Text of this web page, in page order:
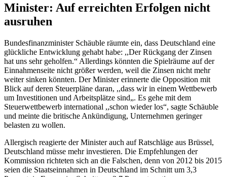
Minister: Auf erreichten Erfolgen nicht
ausruhen
Bundesfinanzminister Schäuble räumte ein, dass Deutschland eine
glückliche Entwicklung gehabt habe: ,,Der Rückgang der Zinsen
hat uns sehr geholfen.“ Allerdings könnten die Spielräume auf der
Einnahmenseite nicht größer werden, weil die Zinsen nicht mehr
weiter sinken könnten. Der Minister erinnerte die Opposition mit
Blick auf deren Steuerpläne daran, ,,dass wir in einem Wettbewerb
um Investitionen und Arbeitsplätze sind„. Es gehe mit dem
Steuerwettbewerb international ,,schon wieder los“, sagte Schäuble
und meinte die britische Ankündigung, Unternehmen geringer
belasten zu wollen.
Allergisch reagierte der Minister auch auf Ratschläge aus Brüssel,
Deutschland müsse mehr investieren. Die Empfehlungen der
Kommission richteten sich an die Falschen, denn von 2012 bis 2015
seien die Staatseinnahmen in Deutschland im Schnitt um 3,3